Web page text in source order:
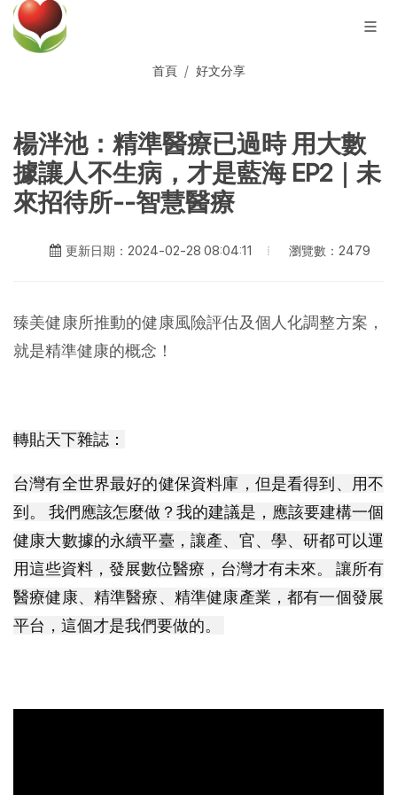
首頁 好文分享
楊泮池：精準醫療已過時 用大數
據讓人不生病，才是藍海 EP2｜未
來招待所--智慧醫療
更新日期：2024-02-28 08:04:11 瀏覽數：2479
臻美健康所推動的健康風險評估及個人化調整方案，
就是精準健康的概念！
轉貼天下雜誌：
台灣有全世界最好的健保資料庫，但是看得到、用不
到。 我們應該怎麼做？我的建議是，應該要建構一個
健康大數據的永續平臺，讓產、官、學、研都可以運
用這些資料，發展數位醫療，台灣才有未來。 讓所有
醫療健康、精準醫療、精準健康產業，都有一個發展
平台，這個才是我們要做的。